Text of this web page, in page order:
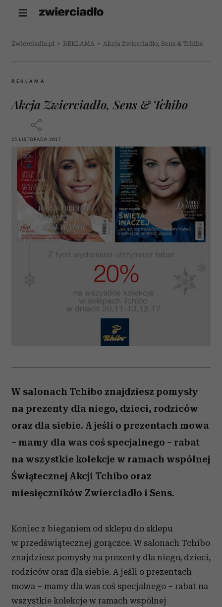
Zwierciadlo.pl > REKLAMA > Akcja Zwierciadło, Sens & Tchibo
REKLAMA
Akcja Zwierciadło, Sens & Tchibo
25 LISTOPADA 2017
W salonach Tchibo znajdziesz pomysły
na prezenty dla niego, dzieci, rodziców
oraz dla siebie. A jeśli o prezentach mowa
– mamy dla was coś specjalnego – rabat
na wszystkie kolekcje w ramach wspólnej
Świątecznej Akcji Tchibo oraz
miesięczników Zwierciadło i Sens.
Koniec z bieganiem od sklepu do sklepu
w przedświątecznej gorączce. W salonach Tchibo
znajdziesz pomysły na prezenty dla niego, dzieci,
rodziców oraz dla siebie. A jeśli o prezentach
mowa – mamy dla was coś specjalnego – rabat na
wszystkie kolekcje w ramach wspólnej